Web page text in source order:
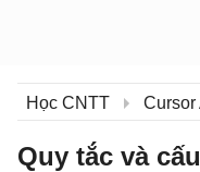
Học CNTT Cursor
Quy tắc và